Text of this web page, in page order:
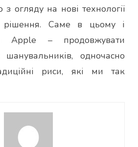
огляду на нові технології
рішення. Саме в цьому і
Apple – продовжувати
шанувальників, одночасно
риси, які ми так